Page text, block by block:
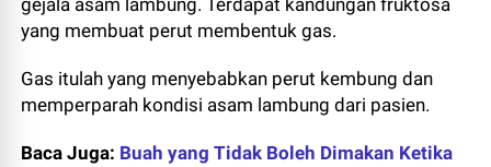
gejala asam lambung. Terdapat kandungan fruktosa
yang membuat perut membentuk gas.
Gas itulah yang menyebabkan perut kembung dan
memperparah kondisi asam lambung dari pasien.
Baca Juga: Buah yang Tidak Boleh Dimakan Ketika